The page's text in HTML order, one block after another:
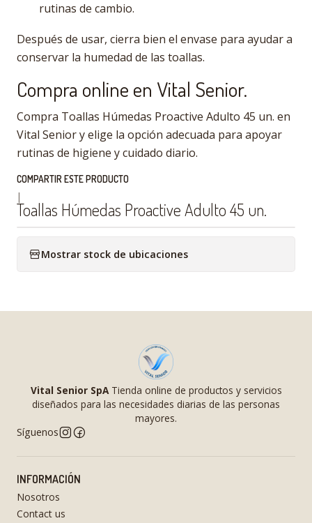
rutinas de cambio.
Después de usar, cierra bien el envase para ayudar a
conservar la humedad de las toallas.
Compra online en Vital Senior.
Compra Toallas Húmedas Proactive Adulto 45 un. en
Vital Senior y elige la opción adecuada para apoyar
rutinas de higiene y cuidado diario.
COMPARTIR ESTE PRODUCTO
|
Toallas Húmedas Proactive Adulto 45 un.
Mostrar stock de ubicaciones
Vital Senior SpATienda online de productos y servicios
diseñados para las necesidades diarias de las personas
mayores.
Síguenos
INFORMACIÓN
Nosotros
Contact us